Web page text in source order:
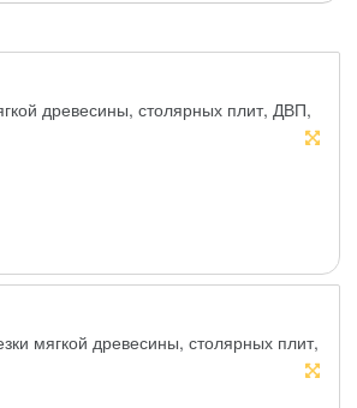
древесины, столярных плит, ДВП,
мягкой древесины, столярных плит,